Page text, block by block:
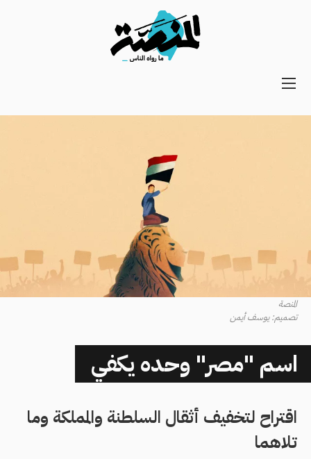
Main
المنصة
تصميم: يوسف أيمن
اسم "مصر" وحده يكفي
اقتراح لتخفيف أثقال السلطنة والمملكة وما
تلاهما